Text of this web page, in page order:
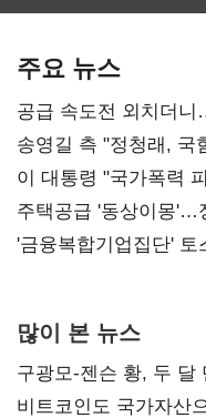
주요 뉴스
공급 속도전 외치더
리모델링' 제안
송영길 측 "정청래,
총선 지휘 못해"
이 대통령 "국가폭력
진실 밝혀야"
주택공급 '동상이몽'…
'금융복합기업집단'
많이 본 뉴스
구광모-젠슨 황, 두 달
비트코인도 국가자산